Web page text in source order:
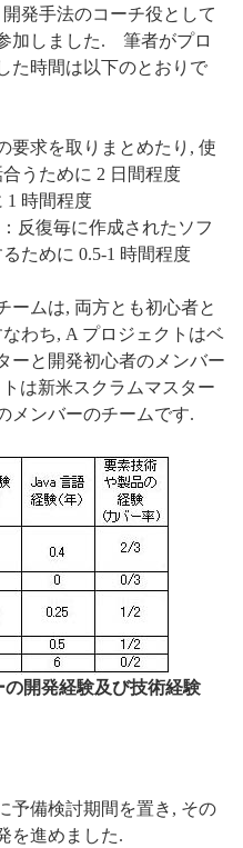
発手法のコーチ役として
加しました. 筆者がプロ
た時間は以下のとおりで
要求を取りまとめたり, 使
うために 2 日間程度
1 時間程度
反復毎に作成されたソフ
ために 0.5-1 時間程度
ームは, 両方とも初心者と
わち, A プロジェクトはベ
ーと開発初心者のメンバー
は新米スクラムマスター
メンバーのチームです.
開発経験及び技術経験
予備検討期間を置き, その
を進めました.